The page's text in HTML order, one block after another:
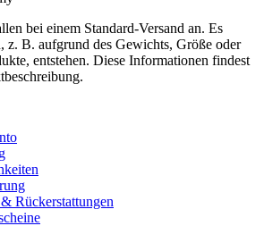
bei einem Standard-Versand an. Es
z. B. aufgrund des Gewichts, Größe oder
entstehen. Diese Informationen findest
Rückerstattungen